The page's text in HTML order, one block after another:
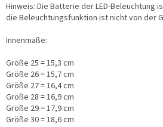
Hinweis: Die Batterie der LED-Beleuchtung
die Beleuchtungsfunktion ist nicht von der
Innenmaße:
Größe 25 = 15,3 cm
Größe 26 = 15,7 cm
Größe 27 = 16,4 cm
Größe 28 = 16,9 cm
Größe 29 = 17,9 cm
Größe 30 = 18,6 cm